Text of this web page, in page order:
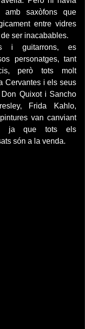
saxòfons que
entre vidres
ser inacabables.
i guitarrons, es
personatges, tant
però tots molt
Cervantes i els seus
Quixot i Sancho
Frida Kahlo,
van canviant
ja que tots els
són a la venda.